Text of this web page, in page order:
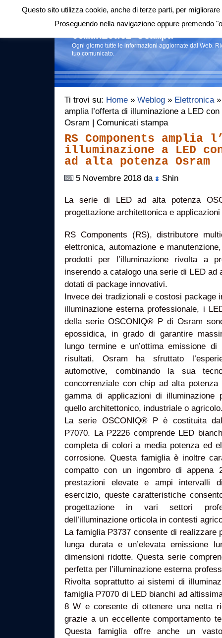
Login|RSS |
Comunicati stampa
Ogni giorno tutte le informazioni aggiornate dal Web.
tuo comunicato.
Ti trovi su: Home » Weblog » Elettronica»
amplia l’offerta di illuminazione a LED
Osram | Comunicati stampa
RS Components
illuminazione a LED
ad alta potenza Osram
5 Novembre 2018 da Shin
La serie di LED ad alta potenza
progettazione architettonica e
RS Components (RS), distributore
elettronica, automazione e
prodotti per l’illuminazione rivolta a
inserendo a catalogo una serie di LED ad
dotati di package innovativi.
Invece dei tradizionali e costosi package
illuminazione esterna professionale, i
della serie OSCONIQ® P di Osram
epossidica, in grado di garantire
lungo termine e un’ottima emissione
risultati, Osram ha sfruttato
automotive, combinando la sua
concorrenziale con chip ad alta
gamma di applicazioni di
quello architettonico, industriale o
La serie OSCONIQ® P è costituita
P7070. La P2226 comprende LED
completa di colori a media potenza ed
corrosione. Questa famiglia è inoltre
compatto con un ingombro di
prestazioni elevate e ampi intervalli
esercizio, queste caratteristiche
progettazione in vari settori
dell’illuminazione orticola in contesti
La famiglia P3737 consente di realizzare
lunga durata e un’elevata emissione
dimensioni ridotte. Questa serie
perfetta per l’illuminazione esterna
Rivolta soprattutto ai sistemi di
famiglia P7070 di LED bianchi ad
8 W e consente di ottenere una netta
grazie a un eccellente comportamento
Questa famiglia offre anche un
Questo sito utilizza cookie, anche di terze parti, per
Proseguendo nella navigazione oppure premendo